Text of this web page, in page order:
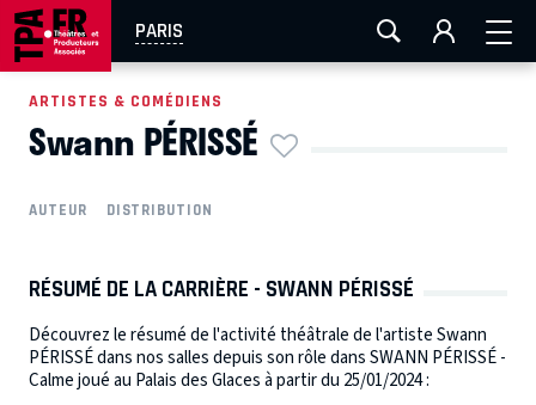
PARIS
AIX-MARSEILLE LA ROCHELLE
EN TOURNÉE
ARTISTES & COMÉDIENS
Swann PÉRISSÉ
AUTEUR DISTRIBUTION
RÉSUMÉ DE LA CARRIÈRE - SWANN PÉRISSÉ
Découvrez le résumé de l'activité théâtrale de l'artiste Swann
PÉRISSÉ dans nos salles depuis son rôle dans SWANN PÉRISSÉ -
Calme joué au Palais des Glaces à partir du 25/01/2024 :